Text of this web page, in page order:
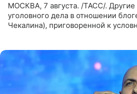
МОСКВА, 7 августа. /ТАСС/. Другие
уголовного дела в отношении
Чекалина), приговоренной к